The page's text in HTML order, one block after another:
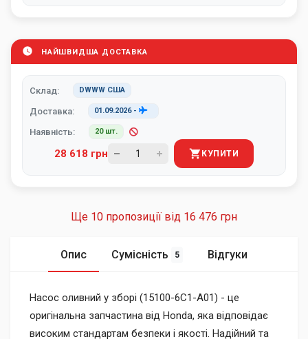
НАЙШВИДША ДОСТАВКА
Склад: DWWW США
Доставка: 01.09.2026-
Наявність: 20 шт.
28 618 грн КУПИТИ
Ще 10 пропозиції від 16 476 грн
Опис Сумісність 5 Відгуки
Насос оливний у зборі (15100-6C1-A01) - це
оригінальна запчастина від Honda, яка відповідає
високим стандартам безпеки і якості. Надійний та